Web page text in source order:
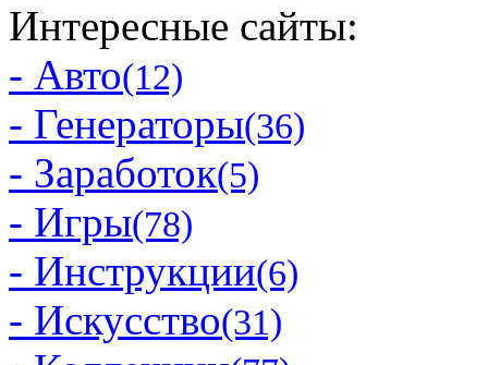
Интересные сайты:
- Авто(12)
- Генераторы(36)
- Заработок(5)
- Игры(78)
- Инструкции(6)
- Искусство(31)